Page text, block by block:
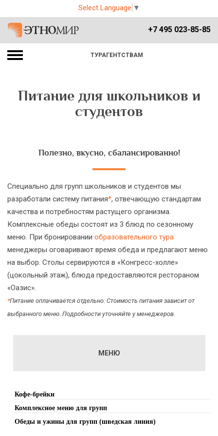
Select Language ▼
+7 495 023-85-85
ТУРАГЕНТСТВАМ
Питание для школьников и
студентов
Полезно, вкусно, сбалансированно!
Специально для групп школьников и студентов мы
разработали систему питания*, отвечающую стандартам
качества и потребностям растущего организма.
Комплексные обеды состоят из 3 блюд по сезонному
меню. При бронировании образовательного тура
менеджеры оговаривают время обеда и предлагают меню
на выбор. Столы сервируются в «Конгресс-холле»
(цокольный этаж), блюда предоставляются рестораном
«Оазис».
*Питание оплачивается отдельно. Стоимость питания зависит от
выбранного меню. Подробности уточняйте у менеджеров.
МЕНЮ
Кофе-брейки
Комплексное меню для групп
Обеды и ужины для групп (шведская линия)